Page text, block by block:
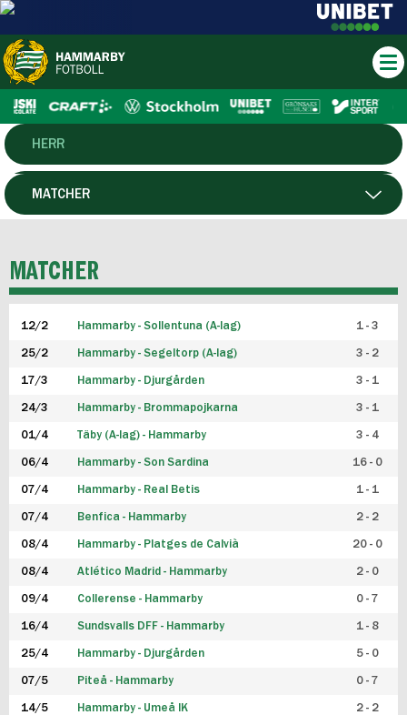
HERR
DAM
P19
F19
FUTSAL HERR
FUTSAL DAM
MATCHER
MATCHER
12/2 Hammarby - Sollentuna (A-lag) 1 - 3
25/2 Hammarby - Segeltorp (A-lag) 3 - 2
17/3 Hammarby - Djurgården 3 - 1
24/3 Hammarby - Brommapojkarna 3 - 1
01/4 Täby (A-lag) - Hammarby 3 - 4
06/4 Hammarby - Son Sardina 16 - 0
07/4 Hammarby - Real Betis 1 - 1
07/4 Benfica - Hammarby 2 - 2
08/4 Hammarby - Platges de Calvià 20 - 0
08/4 Atlético Madrid - Hammarby 2 - 0
09/4 Collerense - Hammarby 0 - 7
16/4 Sundsvalls DFF - Hammarby 1 - 8
25/4 Hammarby - Djurgården 5 - 0
07/5 Piteå - Hammarby 0 - 7
14/5 Hammarby - Umeå IK 2 - 2